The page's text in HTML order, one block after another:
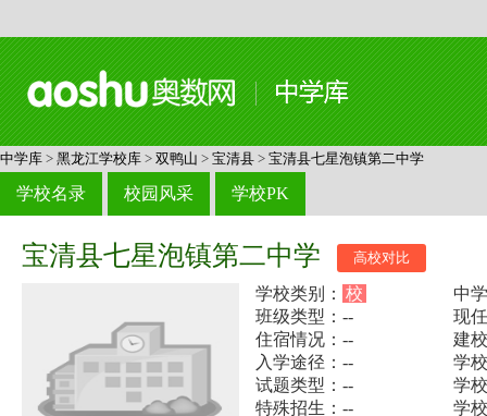
中学库 > 黑龙江学校库 > 双鸭山 > 宝清县 > 宝清县七星泡镇第二中学
学校名录 校园风采 学校PK
宝清县七星泡镇第二中学 高校对比
学校类别： 校
中
班级类型：--
现
住宿情况：--
建
入学途径：--
学
试题类型：--
学
特殊招生：--
学